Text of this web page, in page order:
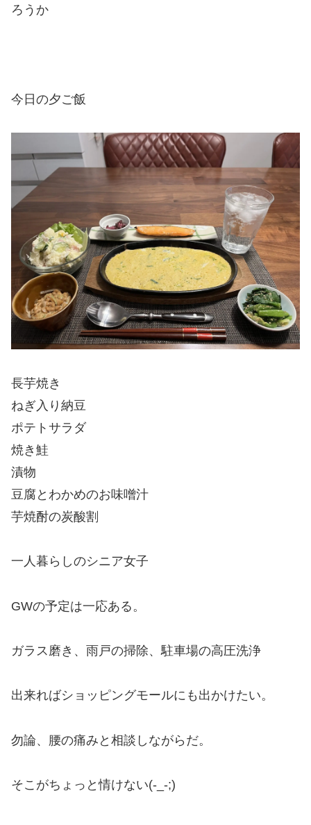
ろうか
今日の夕ご飯
長芋焼き
ねぎ入り納豆
ポテトサラダ
焼き鮭
漬物
豆腐とわかめのお味噌汁
芋焼酎の炭酸割
一人暮らしのシニア女子
GWの予定は一応ある。
ガラス磨き、雨戸の掃除、駐車場の高圧洗浄
出来ればショッピングモールにも出かけたい。
勿論、腰の痛みと相談しながらだ。
そこがちょっと情けない(-_-;)